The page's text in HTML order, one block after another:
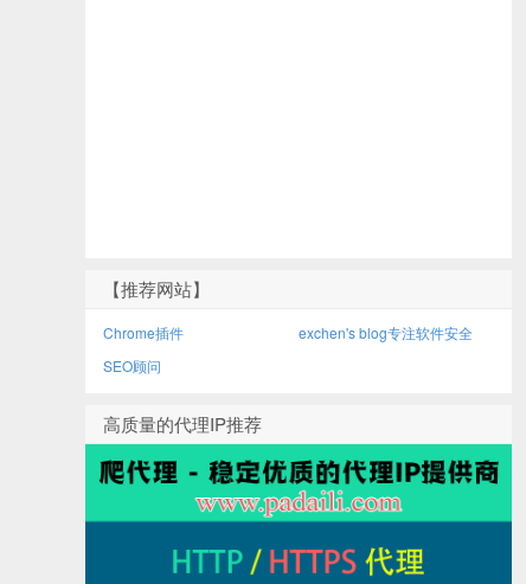
【推荐网站】
Chrome插件
exchen's blog专注软件安全
SEO顾问
高质量的代理IP推荐